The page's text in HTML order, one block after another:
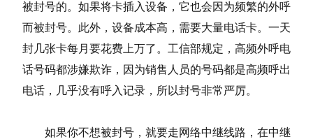
被封号的。如果将卡插入设备，它也会因为频繁的外呼
而被封号。此外，设备成本高，需要大量电话卡。一天
封几张卡每月要花费上万了。工信部规定，高频外呼电
话号码都涉嫌欺诈，因为销售人员的号码都是高频呼出
电话，几乎没有呼入记录，所以封号非常严厉。
如果你不想被封号，就要走网络中继线路，在中继